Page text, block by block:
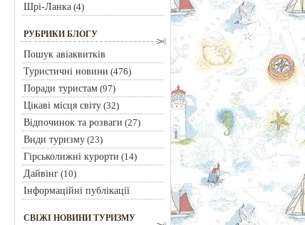
Шрі-Ланка(4)
РУБРИКИ БЛОГУ
Пошук авіаквитків
Туристичні новини (476)
Поради туристам(97)
Цікаві місця світу(32)
Відпочинок та розваги (27)
Види туризму(23)
Гірськолижні курорти (14)
Дайвінг(10)
Інформаційні публікації
СВІЖІ НОВИНИ ТУРИЗМУ